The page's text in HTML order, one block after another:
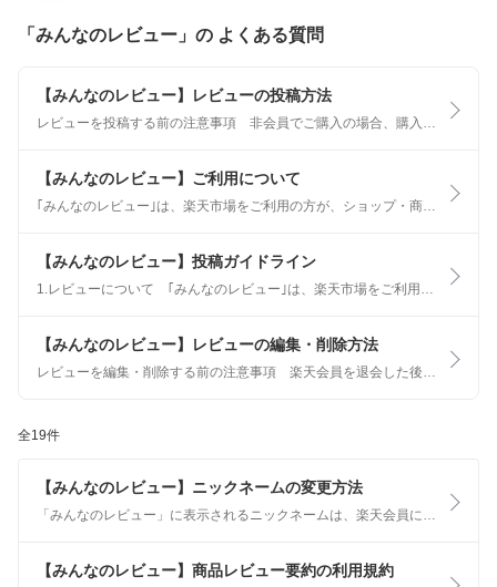
「みんなのレビュー」の よくある質問
【みんなのレビュー】レビューの投稿方法
レビューを投稿する前の注意事項 非会員でご購入の場合、購入後に会員登録を行ってもレビューを投稿することはできません。 レビューを投稿する場合には、事前に楽天会員登録をお願いします。 未購入の商品・未利用のショップには、レビューを投稿できません。
【みんなのレビュー】ご利用について
｢みんなのレビュー｣は、楽天市場をご利用の方が、ショップ・商品についての感想や評価を投稿したり、他の人のレビューを閲覧できる機能です。 レビューを投稿することで、ご自身の体験を共有し、他の購入者の参考になる情報を提供できます。
【みんなのレビュー】投稿ガイドライン
1.レビューについて ｢みんなのレビュー｣は、楽天市場をご利用されたユーザーが参加できる、商品や店舗の“感想”コミュニティです。 ユーザーがコメントや写真・動画でお買い物体験を投稿し、他のユーザーが商品や店舗を選ぶときに活用していただくことを目的としています。
【みんなのレビュー】レビューの編集・削除方法
レビューを編集・削除する前の注意事項 楽天会員を退会した後にレビューを編集・削除することはできません ご注文から365日経過後にレビューを編集することはできません。 削除したレビューを元に戻すことはできません。
全19件
【みんなのレビュー】ニックネームの変更方法
「みんなのレビュー」に表示されるニックネームは、楽天会員に登録しているニックネームです。 詳しくは、ニックネームを変更したいをご確認ください。
【みんなのレビュー】商品レビュー要約の利用規約